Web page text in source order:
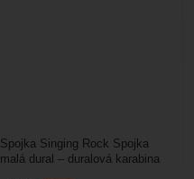
Spojka Singing Rock Spojka
malá dural – duralová karabina